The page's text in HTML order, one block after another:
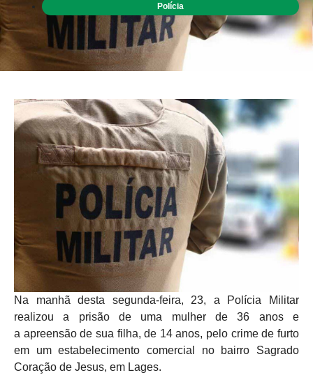
Polícia
Na manhã desta segunda-feira, 23, a Polícia Militar
realizou a prisão de uma mulher de 36 anos e
a apreensão de sua filha, de 14 anos, pelo crime de furto
em um estabelecimento comercial no bairro Sagrado
Coração de Jesus, em Lages.